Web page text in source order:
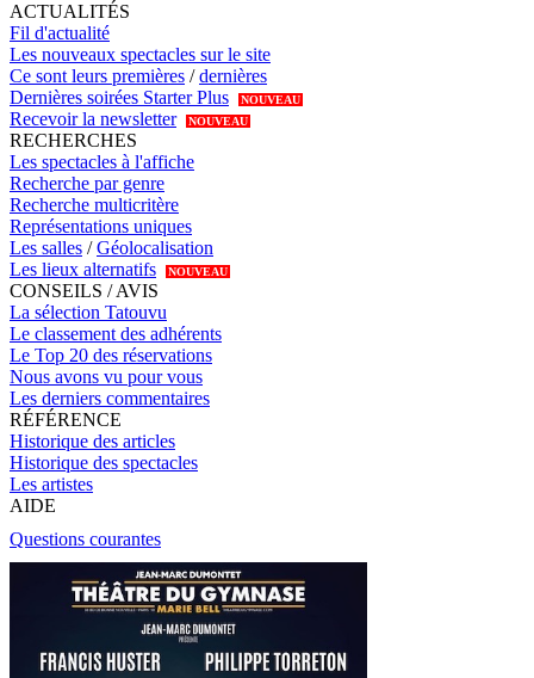
ACTUALITÉS
Fil d'actualité
Les nouveaux spectacles sur le site
Ce sont leurs premières /dernières
Dernières soirées Starter Plus
NOUVEAU
Recevoir la newsletter NOUVEAU
RECHERCHES
Les spectacles à l'affiche
Recherche par genre
Recherche multicritère
Représentations uniques
Les salles /Géolocalisation
Les lieux alternatifs
NOUVEAU
CONSEILS / AVIS
La sélection Tatouvu
Le classement des adhérents
Le Top 20 des réservations
Nous avons vu pour vous
Les derniers commentaires
RÉFÉRENCE
Historique des articles
Historique des spectacles
Les artistes
AIDE
Questions courantes